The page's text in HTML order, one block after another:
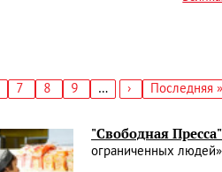
Страница
7 Страница
8 Страница
9 …
Следующая
›
Последняя
Последняя »
"Свободная
ограниченных